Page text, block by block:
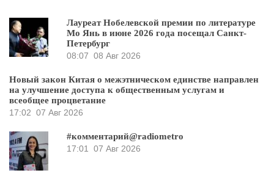
Лауреат Нобелевской премии по литературе
Мо Янь в июне 2026 года посещал Санкт-
Петербург
08:07 08 Авг 2026
Новый закон Китая о межэтническом единстве направлен
на улучшение доступа к общественным услугам и
всеобщее процветание
17:02 07 Авг 2026
#комментарий@radiometro
17:01
07 Авг 2026